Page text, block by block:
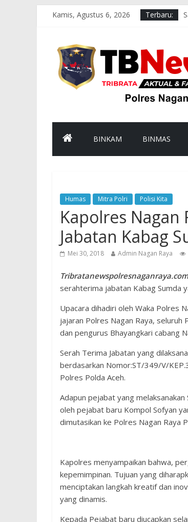
Kamis, Agustus 6, 2026 Terbaru:
BINKAM BINMAS
Humas Mitra Polri Polisi Kita
Kapolres Nagan
Jabatan Kabag
Mei 30, 2018 Admin Nagan Raya
serahterima jabatan Kabag Sumda
Upacara dihadiri oleh Waka Polres
jajaran Polres Nagan Raya, seluruh
dan pengurus Bhayangkari cabang
Serah Terima Jabatan yang
berdasarkan Nomor:ST/349/V/
Polres Polda Aceh.
Adapun pejabat yang
oleh pejabat baru Kompol Sofyan
dimutasikan ke Polres Nagan Raya
Kapolres menyampaikan bahwa,
kepemimpinan. Tujuan yang
menciptakan langkah kreatif dan
yang dinamis.
Kepada Pejabat baru diucapkan